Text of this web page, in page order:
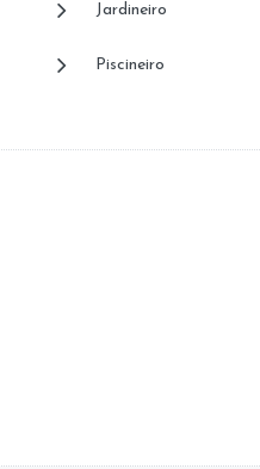
Jardineiro
Piscineiro